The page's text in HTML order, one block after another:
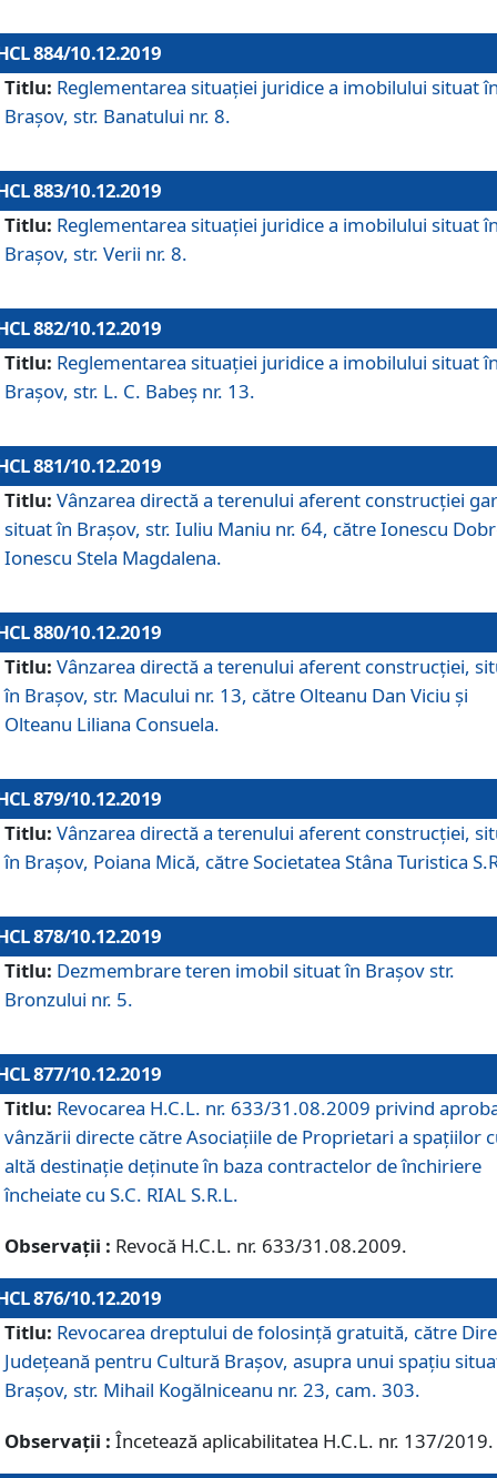
884/10.12.2019
Titlu: Reglementarea situației juridice a imobilului situat
Brașov, str. Banatului nr. 8.
883/10.12.2019
Titlu: Reglementarea situației juridice a imobilului situat
Brașov, str. Verii nr. 8.
882/10.12.2019
Titlu: Reglementarea situației juridice a imobilului situat
Brașov, str. L. C. Babeș nr. 13.
881/10.12.2019
Titlu: Vânzarea directă a terenului aferent construcției
situat în Brașov, str. Iuliu Maniu nr. 64, către Ionescu
Ionescu Stela Magdalena.
880/10.12.2019
Titlu: Vânzarea directă a terenului aferent construcției,
în Brașov, str. Macului nr. 13, către Olteanu Dan Viciu și
Olteanu Liliana Consuela.
879/10.12.2019
Titlu: Vânzarea directă a terenului aferent construcției,
în Brașov, Poiana Mică, către Societatea Stâna Turistica
878/10.12.2019
Titlu: Dezmembrare teren imobil situat în Brașov str.
Bronzului nr. 5.
877/10.12.2019
Titlu: Revocarea H.C.L. nr. 633/31.08.2009 privind
vânzării directe către Asociațiile de Proprietari a spațiilor
altă destinație deținute în baza contractelor de închiriere
încheiate cu S.C. RIAL S.R.L.
Observații : Revocă H.C.L. nr. 633/31.08.2009.
876/10.12.2019
Titlu: Revocarea dreptului de folosinţă gratuită, către
Judeţeană pentru Cultură Braşov, asupra unui spaţiu
Braşov, str. Mihail Kogălniceanu nr. 23, cam. 303.
Observații : Încetează aplicabilitatea H.C.L. nr. 137/2019.